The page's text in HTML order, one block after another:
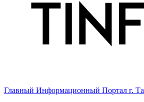
Главный Информационный Портал г.